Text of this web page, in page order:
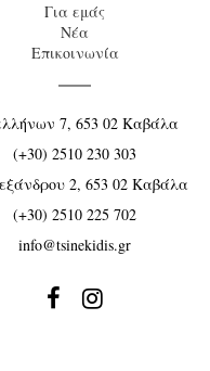
Για εμάς
Νέα
Επικοινωνία
7, 653 02 Καβάλα
(+30) 2510 230 303
2, 653 02 Καβάλα
(+30) 2510 225 702
info@tsinekidis.gr
 